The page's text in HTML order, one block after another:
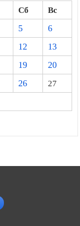
Сб
Вс
5
6
12
13
19
20
26
27